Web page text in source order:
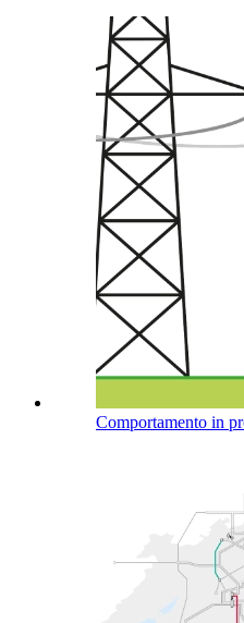
Comportamento in